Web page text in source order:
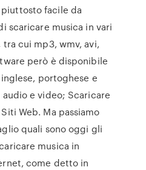
facile da
scaricare musica in vari
cui mp3, wmv, avi,
però è disponibile
portoghese e
e video; Scaricare
Web. Ma passiamo
quali sono oggi gli
musica in
come detto in